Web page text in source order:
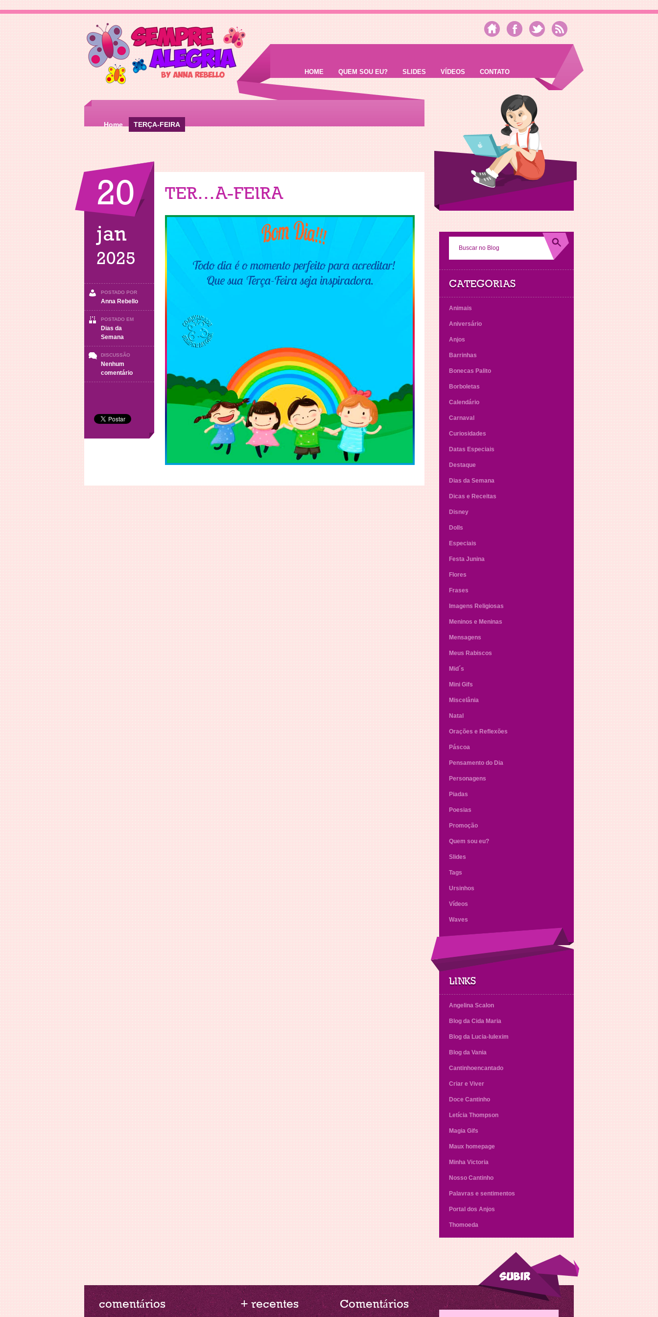
HOME QUEM SOU EU? SLIDES VÍDEOS CONTATO
Home TERÇA-FEIRA
20
jan
2025
POSTADO POR
Anna Rebello
POSTADO EM
Dias da
Semana
DISCUSSÃO
Nenhum
comentárioem
TERÇA-
TERÇA-FEIRA
CATEGORIAS
Animais
Aniversário
Anjos
Barrinhas
Bonecas Palito
Borboletas
Calendário
Carnaval
Curiosidades
Datas Especiais
Destaque
Dias da Semana
Dicas e Receitas
Disney
Dolls
Especiais
Festa Junina
Flores
Frases
Imagens Religiosas
Meninos e Meninas
Mensagens
Meus Rabiscos
Mid´s
Mini Gifs
Miscelânia
Natal
Orações e Reflexões
Páscoa
Pensamento do Dia
Personagens
Piadas
Poesias
Promoção
Quem sou eu?
Slides
Tags
Ursinhos
Vídeos
Waves
LINKS
Angelina Scalon
Blog da Cida Maria
Blog da Lucia-lulexim
Blog da Vania
Cantinhoencantado
Criar e Viver
Doce Cantinho
Letícia Thompson
Magia Gifs
Maux homepage
Minha Victoria
Nosso Cantinho
Palavras e sentimentos
Portal dos Anjos
Thomoeda
comentários + recentes Comentários